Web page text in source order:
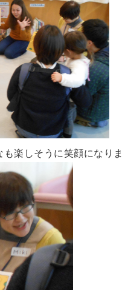
楽しそうに笑顔になりま